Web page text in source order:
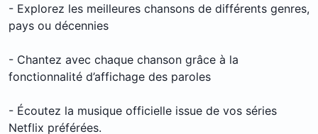
- Explorez les meilleures chansons de différents genres,
pays ou décennies
- Chantez avec chaque chanson grâce à la
fonctionnalité d’affichage des paroles
- Écoutez la musique officielle issue de vos séries
Netflix préférées.